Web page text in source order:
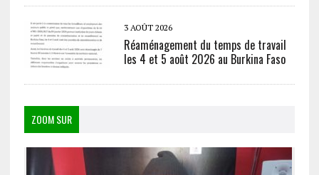
3 AOÛT 2026
Réaménagement du temps de travail
les 4 et 5 août 2026 au Burkina Faso
ZOOM SUR